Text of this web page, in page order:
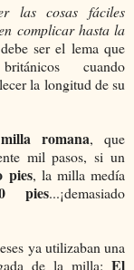
las cosas fáciles
complicar hasta la
ser el lema que
cuando
la longitud de su
milla romana, que
mil pasos, si un
pies, la milla medía
pies...¡demasiado
ya utilizaban una
de la milla: El